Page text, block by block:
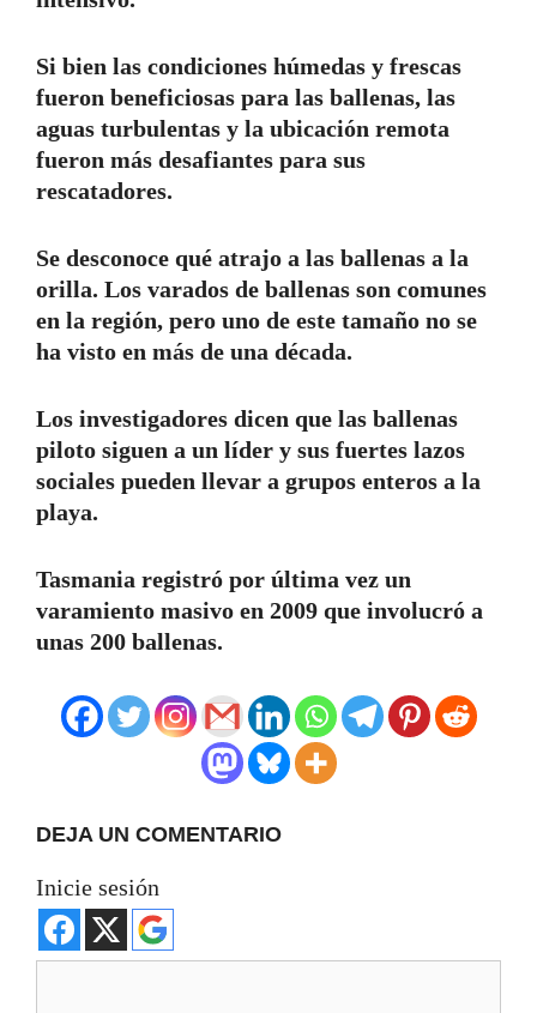
Si bien las condiciones húmedas y frescas
fueron beneficiosas para las ballenas, las
aguas turbulentas y la ubicación remota
fueron más desafiantes para sus
rescatadores.
Se desconoce qué atrajo a las ballenas a la
orilla. Los varados de ballenas son comunes
en la región, pero uno de este tamaño no se
ha visto en más de una década.
Los investigadores dicen que las ballenas
piloto siguen a un líder y sus fuertes lazos
sociales pueden llevar a grupos enteros a la
playa.
Tasmania registró por última vez un
varamiento masivo en 2009 que involucró a
unas 200 ballenas.
DEJA UN COMENTARIO
Inicie sesión